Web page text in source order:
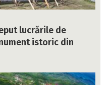
lucrările de
istoric din